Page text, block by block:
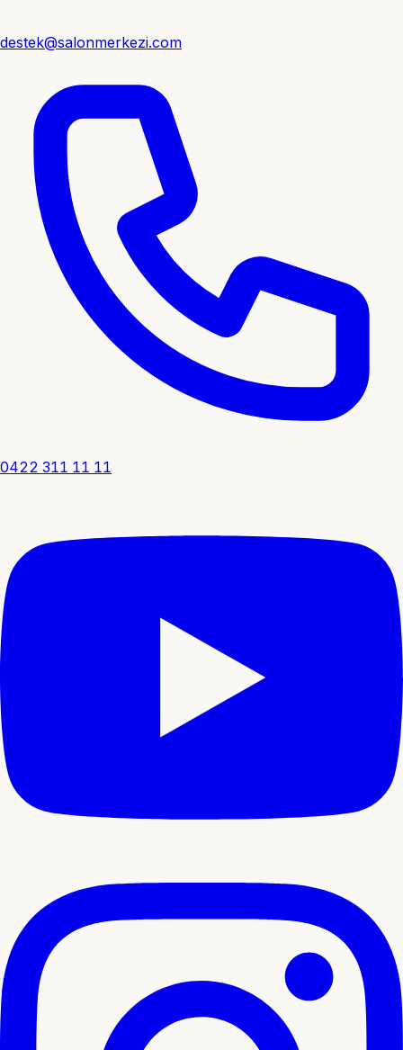
destek@salonmerkezi.com
0422 311 11 11